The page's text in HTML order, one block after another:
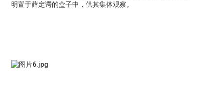
明置于薛定谔的盒子中，供其集体观察。